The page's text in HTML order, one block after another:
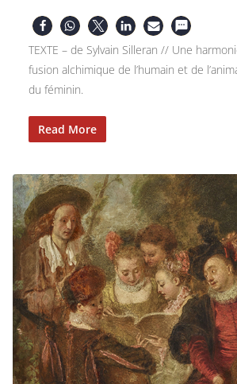
TEXTE – de Sylvain Silleran // Une
fusion alchimique de l’humain et de
du féminin.
Read More